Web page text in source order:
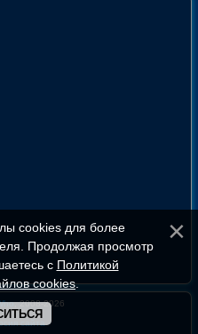
, 2008-2026
cookies для более
Продолжая просмотр
с Политикой
cookies.